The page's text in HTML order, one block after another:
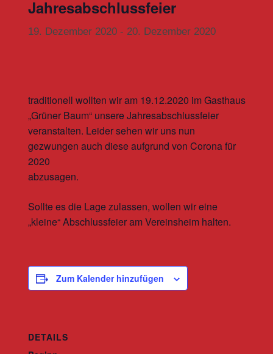
Jahresabschlussfeier
19. Dezember 2020- 20. Dezember 2020
traditionell wollten wir am 19.12.2020 im Gasthaus
„Grüner Baum“ unsere Jahresabschlussfeier
veranstalten. Leider sehen wir uns nun
gezwungen auch diese aufgrund von Corona für
2020
abzusagen.
Sollte es die Lage zulassen, wollen wir eine
„kleine“ Abschlussfeier am Vereinsheim halten.
Zum Kalender hinzufügen
DETAILS